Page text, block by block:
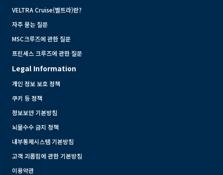
VELTRA Cruise(벨트라)란?
자주 묻는 질문
MSC크루즈에 관한 질문
프린세스 크루즈에 관한 질문
Legal Information
개인 정보 보호 정책
쿠키 등 정책
정보보안 기본방침
뇌물수수 금지 정책
내부통제시스템 기본방침
고객 괴롭힘에 관한 기본방침
이용약관